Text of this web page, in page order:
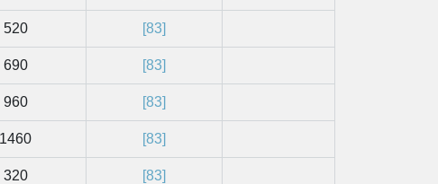
520 [83]
690 [83]
960 [83]
1460 [83]
320 [83]